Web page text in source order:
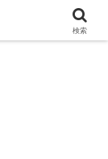
記』🐌
検索